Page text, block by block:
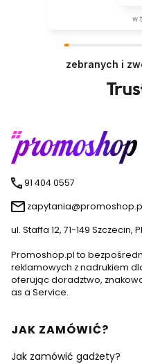
w
zebranych i
91 404 0557
ul. Staffa 12, 71-149 Szczecin,
Promoshop.pl to
reklamowych z nadrukiem
oferując doradztwo,
as a Service.
Linki w stopce
JAK ZAMÓWIĆ?
Jak zamówić gadżety?